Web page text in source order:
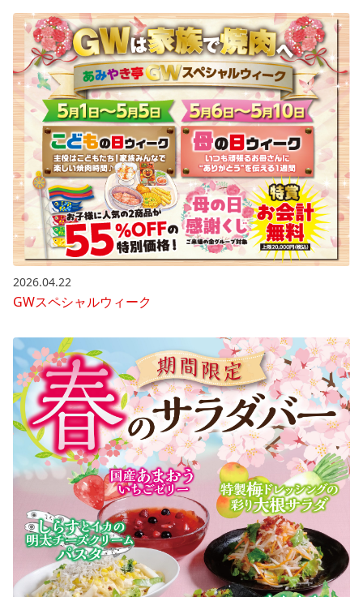
2026.04.22
GWスペシャルウィーク